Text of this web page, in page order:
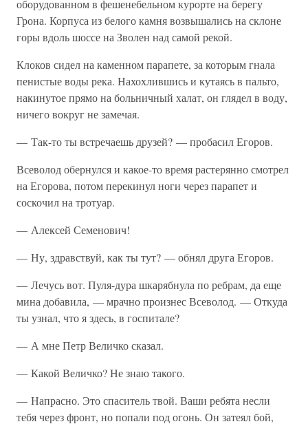
оборудованном в фешенебельном курорте на берегу
Грона. Корпуса из белого камня возвышались на склоне
горы вдоль шоссе на Зволен над самой рекой.
Клоков сидел на каменном парапете, за которым гнала
пенистые воды река. Нахохлившись и кутаясь в пальто,
накинутое прямо на больничный халат, он глядел в воду,
ничего вокруг не замечая.
— Так-то ты встречаешь друзей? — пробасил Егоров.
Всеволод обернулся и какое-то время растерянно смотрел
на Егорова, потом перекинул ноги через парапет и
соскочил на тротуар.
— Алексей Семенович!
— Ну, здравствуй, как ты тут? — обнял друга Егоров.
— Лечусь вот. Пуля-дура шкарябнула по ребрам, да еще
мина добавила, — мрачно произнес Всеволод. — Откуда
ты узнал, что я здесь, в госпитале?
— А мне Петр Величко сказал.
— Какой Величко? Не знаю такого.
— Напрасно. Это спаситель твой. Ваши ребята несли
тебя через фронт, но попали под огонь. Он затеял бой,